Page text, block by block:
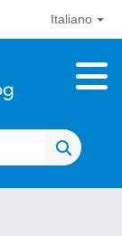
Italiano